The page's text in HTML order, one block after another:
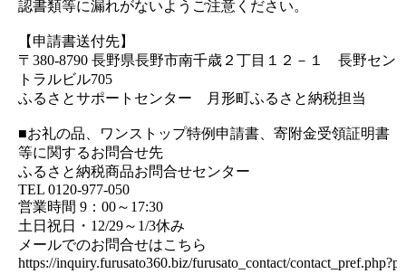
認書類等に漏れがないようご注意ください。
【申請書送付先】
〒380-8790 長野県長野市南千歳２丁目１２－１ 長野セン
トラルビル705
ふるさとサポートセンター 月形町ふるさと納税担当
■お礼の品、ワンストップ特例申請書、寄附金受領証明書
等に関するお問合せ先
ふるさと納税商品お問合せセンター
TEL 0120-977-050
営業時間 9：00～17:30
土日祝日・12/29～1/3休み
メールでのお問合せはこちら
https://inquiry.furusato360.biz/furusato_contact/contact_pref.php?p